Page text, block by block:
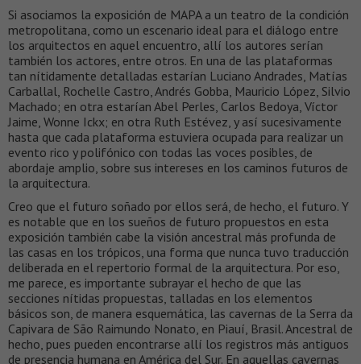
Si asociamos la exposición de MAPA a un teatro de la condición
metropolitana, como un escenario ideal para el diálogo entre
los arquitectos en aquel encuentro, allí los autores serían
también los actores, entre otros. En una de las plataformas
tan nítidamente detalladas estarían Luciano Andrades, Matías
Carballal, Rochelle Castro, Andrés Gobba, Mauricio López, Silvio
Machado; en otra estarían Abel Perles, Carlos Bedoya, Víctor
Jaime, Wonne Ickx; en otra Ruth Estévez, y así sucesivamente
hasta que cada plataforma estuviera ocupada para realizar un
evento rico y polifónico con todas las voces posibles, de
abordaje amplio, sobre sus intereses en los caminos futuros de
la arquitectura.
Creo que el futuro soñado por ellos será, de hecho, el futuro. Y
es notable que en los sueños de futuro propuestos en esta
exposición también cabe la visión ancestral más profunda de
las casas en los trópicos, una forma que nunca tuvo traducción
deliberada en el repertorio formal de la arquitectura. Por eso,
me parece, es importante subrayar el hecho de que las
secciones nítidas propuestas, talladas en los elementos
básicos son, de manera esquemática, las cavernas de la Serra da
Capivara de São Raimundo Nonato, en Piauí, Brasil. Ancestral de
hecho, pues pueden encontrarse allí los registros más antiguos
de presencia humana en América del Sur. En aquellas cavernas